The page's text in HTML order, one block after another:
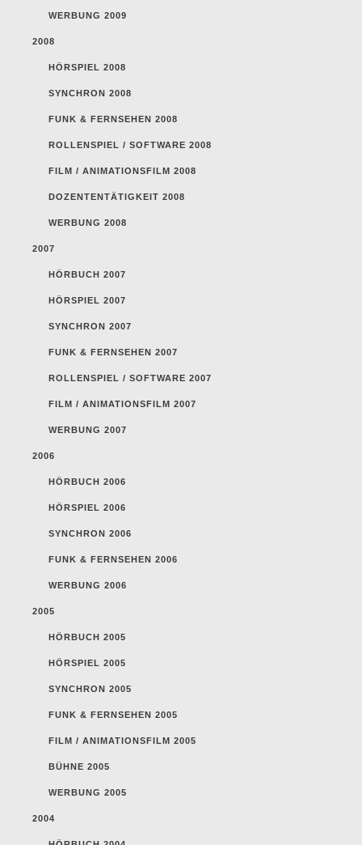
WERBUNG 2009
2008
HÖRSPIEL 2008
SYNCHRON 2008
FUNK & FERNSEHEN 2008
ROLLENSPIEL / SOFTWARE 2008
FILM / ANIMATIONSFILM 2008
DOZENTENTÄTIGKEIT 2008
WERBUNG 2008
2007
HÖRBUCH 2007
HÖRSPIEL 2007
SYNCHRON 2007
FUNK & FERNSEHEN 2007
ROLLENSPIEL / SOFTWARE 2007
FILM / ANIMATIONSFILM 2007
WERBUNG 2007
2006
HÖRBUCH 2006
HÖRSPIEL 2006
SYNCHRON 2006
FUNK & FERNSEHEN 2006
WERBUNG 2006
2005
HÖRBUCH 2005
HÖRSPIEL 2005
SYNCHRON 2005
FUNK & FERNSEHEN 2005
FILM / ANIMATIONSFILM 2005
BÜHNE 2005
WERBUNG 2005
2004